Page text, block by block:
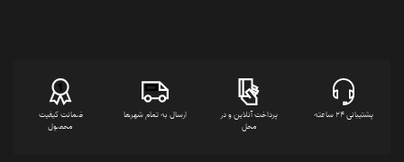
پشتیبانی 24 ساعته
پرداخت آنلاین و در
محل
ارسال به تمام شهرها
ضمانت کیفیت
محصول